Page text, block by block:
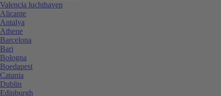
Valencia luchthaven
Alicante
Antalya
Athene
Barcelona
Bari
Bologna
Boedapest
Catania
Dublin
Edinburgh